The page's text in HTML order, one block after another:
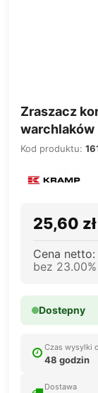
Zraszacz
Kod produktu:
25,60 zł
Cena netto:
bez
Dostepny
Czas wysylki
48 godzin
Dostawa